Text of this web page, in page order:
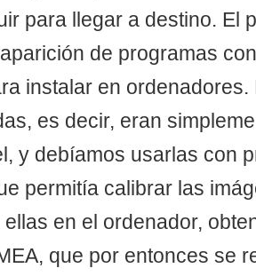
para llegar a destino. El
de programas
instalar en
es decir, eran
y debíamos usarlas con
permitía calibrar las
en el ordenador,
que por entonces se